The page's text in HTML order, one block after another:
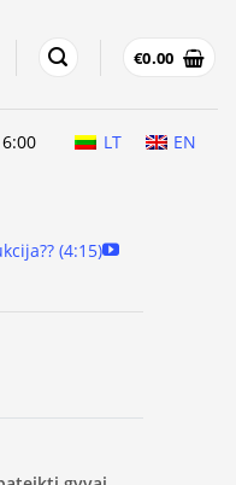
€0.00
LT EN
(4:15)